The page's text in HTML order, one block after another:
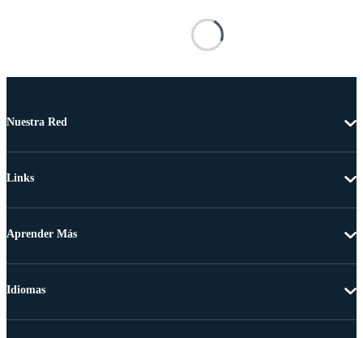
Nuestra Red
Links
Aprender Más
Idiomas